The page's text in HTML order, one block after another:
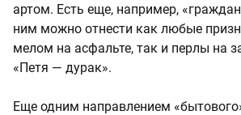
артом. Есть еще, например,
ним можно отнести как любые
мелом на асфальте, так и перлы на
«Петя — дурак».
Еще одним направлением